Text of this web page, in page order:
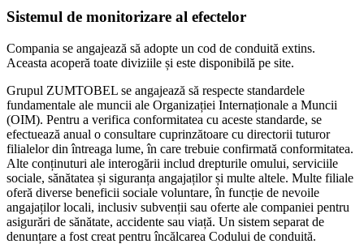
Sistemul de monitorizare al efectelor
Compania se angajează să adopte un cod de conduită extins.
Aceasta acoperă toate diviziile și este disponibilă pe site.
Grupul ZUMTOBEL se angajează să respecte standardele
fundamentale ale muncii ale Organizației Internaționale a Muncii
(OIM). Pentru a verifica conformitatea cu aceste standarde, se
efectuează anual o consultare cuprinzătoare cu directorii tuturor
filialelor din întreaga lume, în care trebuie confirmată conformitatea.
Alte conținuturi ale interogării includ drepturile omului, serviciile
sociale, sănătatea și siguranța angajaților și multe altele. Multe filiale
oferă diverse beneficii sociale voluntare, în funcție de nevoile
angajaților locali, inclusiv subvenții sau oferte ale companiei pentru
asigurări de sănătate, accidente sau viață. Un sistem separat de
denunțare a fost creat pentru încălcarea Codului de conduită.